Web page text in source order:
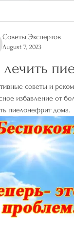
Советы Экспертов
August 7, 2023
лечить
советы и
избавление от
пиелонефрит дома.